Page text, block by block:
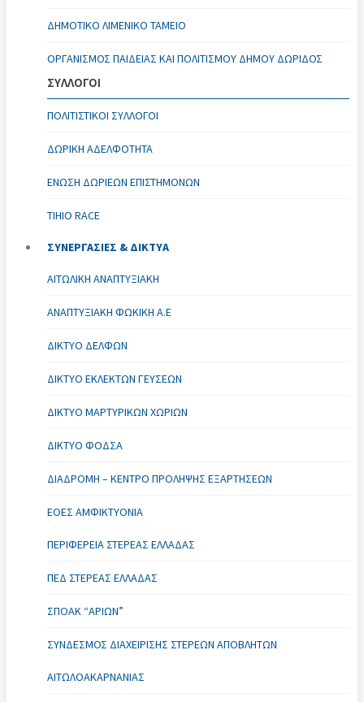
ΔΗΜΟΤΙΚΌ ΛΙΜΕΝΙΚΌ ΤΑΜΕΊΟ
ΟΡΓΑΝΙΣΜΌΣ ΠΑΙΔΕΊΑΣ ΚΑΙ ΠΟΛΙΤΙΣΜΟΎ ΔΉΜΟΥ ΔΩΡΊΔΟΣ
ΣΥΛΛΟΓΟΙ
ΠΟΛΙΤΙΣΤΙΚΟΊ ΣΎΛΛΟΓΟΙ
ΔΩΡΙΚΗ ΑΔΕΛΦΟΤΗΤΑ
ΈΝΩΣΗ ΔΩΡΙΕΩΝ ΕΠΙΣΤΗΜΟΝΩΝ
TIHIO RACE
ΣΥΝΕΡΓΑΣΙΕΣ & ΔΙΚΤΥΑ
ΑΙΤΩΛΙΚΉ ΑΝΑΠΤΥΞΙΑΚΉ
ΑΝΑΠΤΥΞΙΑΚΗ ΦΩΚΙΚΗ Α.Ε
ΔΊΚΤΥΟ ΔΕΛΦΏΝ
ΔΊΚΤΥΟ ΕΚΛΕΚΤΏΝ ΓΕΎΣΕΩΝ
ΔΊΚΤΥΟ ΜΑΡΤΥΡΙΚΏΝ ΧΩΡΙΏΝ
ΔΊΚΤΥΟ ΦΟΔΣΑ
ΔΙΑΔΡΟΜΗ – ΚΈΝΤΡΟ ΠΡΌΛΗΨΗΣ ΕΞΑΡΤΉΣΕΩΝ
ΕΟΕΣ ΑΜΦΙΚΤΥΟΝΙΑ
ΠΕΡΙΦΈΡΕΙΑ ΣΤΕΡΕΆΣ ΕΛΛΆΔΑΣ
ΠΕΔ ΣΤΕΡΕΆΣ ΕΛΛΆΔΑΣ
ΣΠΟΑΚ “ΑΡΙΏΝ”
ΣΎΝΔΕΣΜΟΣ ΔΙΑΧΕΊΡΙΣΗΣ ΣΤΕΡΕΏΝ ΑΠΟΒΛΉΤΩΝ
ΑΙΤΩΛΟΑΚΑΡΝΑΝΊΑΣ